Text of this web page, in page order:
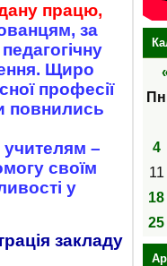
працю,
за
Щиро
професії
повнились
–
своїм
у
закладу
Пн
4
11
18
25